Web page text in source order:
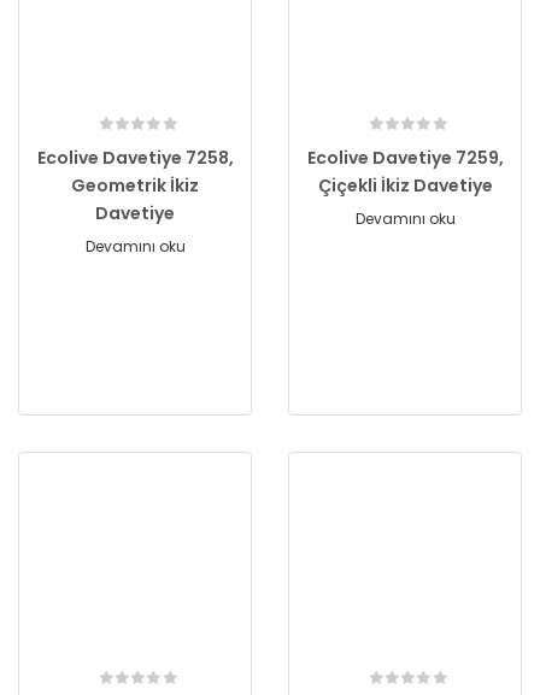
Ecolive Davetiye 7258,
Geometrik İkiz
Davetiye
Devamını oku
Ecolive Davetiye 7259,
Çiçekli İkiz Davetiye
Devamını oku